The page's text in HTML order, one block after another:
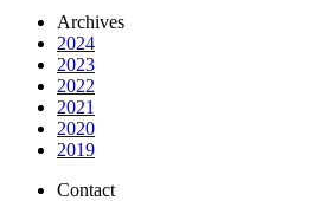
Archives
2024
2023
2022
2021
2020
2019
Contact